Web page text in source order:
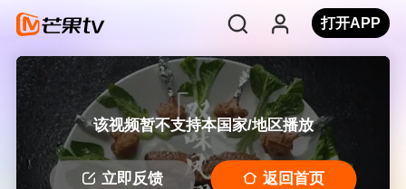
打开APP
该视频暂不支持本国家/地区播放
立即反馈 返回首页